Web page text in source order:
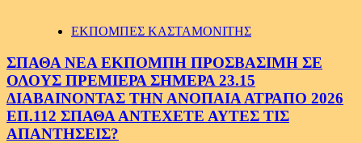
ΕΚΠΟΜΠΕΣ ΚΑΣΤΑΜΟΝΙΤΗΣ
ΣΠΑΘΑ ΝΕΑ ΕΚΠΟΜΠΗ ΠΡΟΣΒΑΣΙΜΗ ΣΕ
ΟΛΟΥΣ ΠΡΕΜΙΕΡΑ ΣΗΜΕΡΑ 23.15
ΔΙΑΒΑΙΝΟΝΤΑΣ ΤΗΝ ΑΝΟΠΑΙΑ ΑΤΡΑΠΟ 2026
ΕΠ.112 ΣΠΑΘΑ ΑΝΤΕΧΕΤΕ ΑΥΤΕΣ ΤΙΣ
ΑΠΑΝΤΗΣΕΙΣ?